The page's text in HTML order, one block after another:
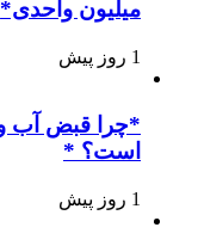
میلیون واحدی*
1 روز پیش
است؟ *
1 روز پیش